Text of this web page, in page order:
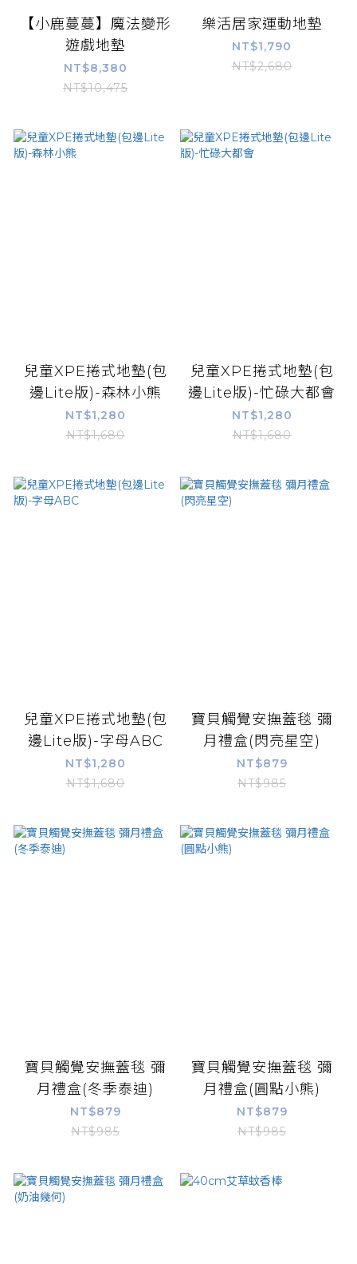
【小鹿蔓蔓】魔法變形
遊戲地墊
NT$8,380
NT$10,475
樂活居家運動地墊
NT$1,790
NT$2,680
兒童XPE捲式地墊(包
邊Lite版)-森林小熊
NT$1,280
NT$1,680
兒童XPE捲式地墊(包
邊Lite版)-忙碌大都會
NT$1,280
NT$1,680
兒童XPE捲式地墊(包
邊Lite版)-字母ABC
NT$1,280
NT$1,680
寶貝觸覺安撫蓋毯 彌
月禮盒(閃亮星空)
NT$879
NT$985
寶貝觸覺安撫蓋毯 彌
月禮盒(冬季泰迪)
NT$879
NT$985
寶貝觸覺安撫蓋毯 彌
月禮盒(圓點小熊)
NT$879
NT$985